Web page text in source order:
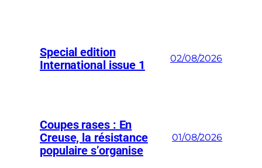
Special edition
International issue 1
02/08/2026
Coupes rases : En
Creuse, la résistance
populaire s’organise
01/08/2026